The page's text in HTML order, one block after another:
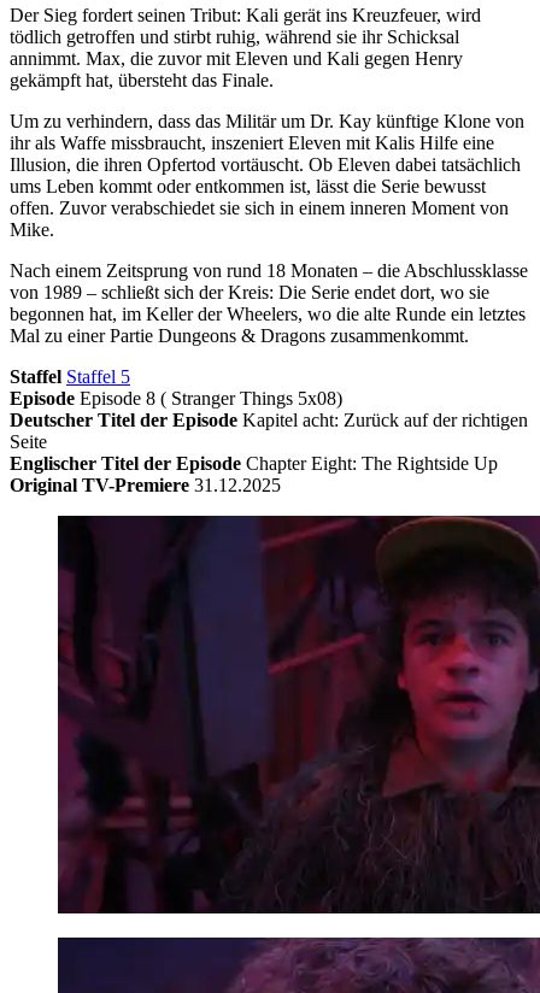
Der Sieg fordert seinen Tribut: Kali gerät ins Kreuzfeuer, wird
tödlich getroffen und stirbt ruhig, während sie ihr Schicksal
annimmt. Max, die zuvor mit Eleven und Kali gegen Henry
gekämpft hat, übersteht das Finale.
Um zu verhindern, dass das Militär um Dr. Kay künftige Klone von
ihr als Waffe missbraucht, inszeniert Eleven mit Kalis Hilfe eine
Illusion, die ihren Opfertod vortäuscht. Ob Eleven dabei tatsächlich
ums Leben kommt oder entkommen ist, lässt die Serie bewusst
offen. Zuvor verabschiedet sie sich in einem inneren Moment von
Mike.
Nach einem Zeitsprung von rund 18 Monaten – die Abschlussklasse
von 1989 – schließt sich der Kreis: Die Serie endet dort, wo sie
begonnen hat, im Keller der Wheelers, wo die alte Runde ein letztes
Mal zu einer Partie Dungeons & Dragons zusammenkommt.
Staffel Staffel 5
Episode Episode 8 ( Stranger Things 5x08)
Deutscher Titel der Episode Kapitel acht: Zurück auf der richtigen
Seite
Englischer Titel der Episode Chapter Eight: The Rightside Up
Original TV-Premiere 31.12.2025